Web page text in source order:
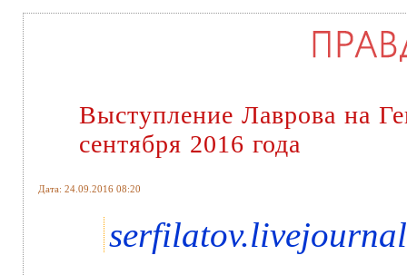
Выступление Лаврова на
сентября 2016 года
Дата: 24.09.2016 08:20